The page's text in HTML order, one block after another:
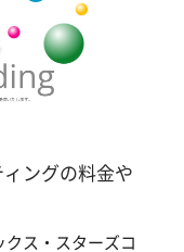
ングの料金や
ス・スターズコ